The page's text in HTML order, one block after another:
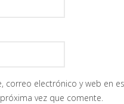
correo electrónico y web en
vez que comente.